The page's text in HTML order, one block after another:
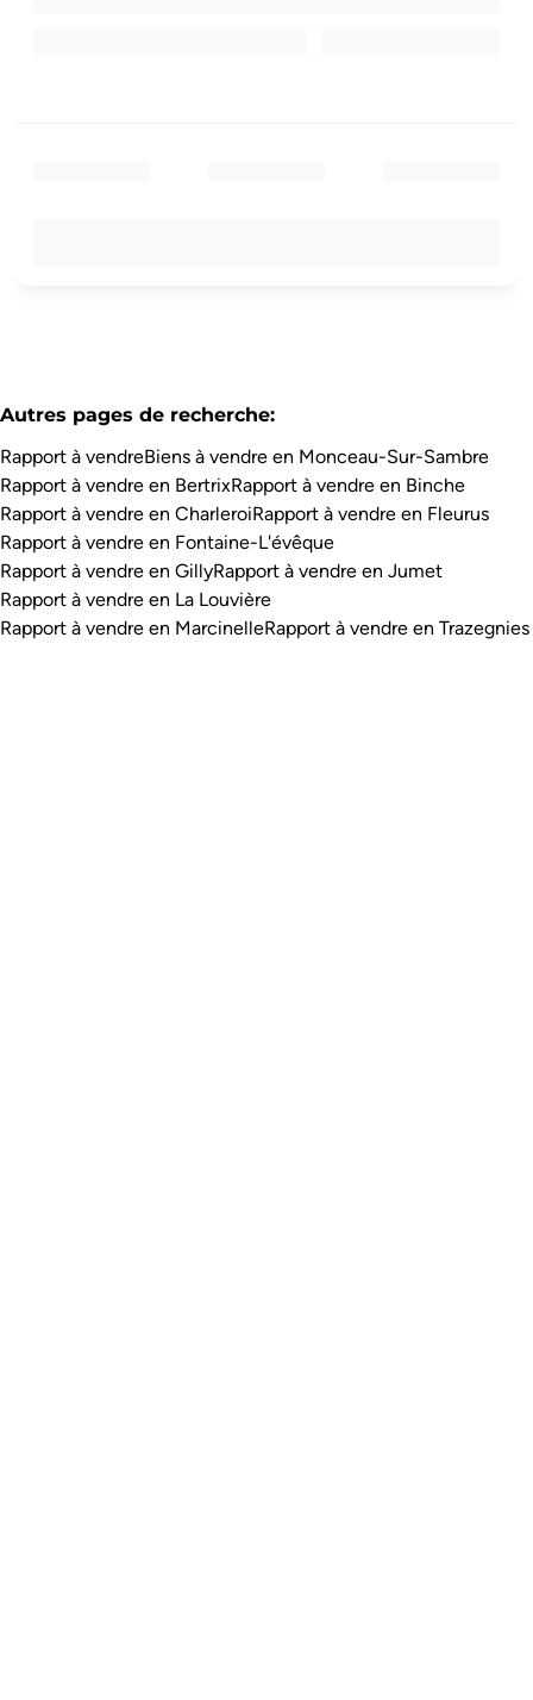
Autres pages de recherche:
Rapport à vendreBiens à vendre en Monceau-Sur-Sambre
Rapport à vendre en BertrixRapport à vendre en Binche
Rapport à vendre en CharleroiRapport à vendre en Fleurus
Rapport à vendre en Fontaine-L'évêque
Rapport à vendre en GillyRapport à vendre en Jumet
Rapport à vendre en La Louvière
Rapport à vendre en MarcinelleRapport à vendre en Trazegnies